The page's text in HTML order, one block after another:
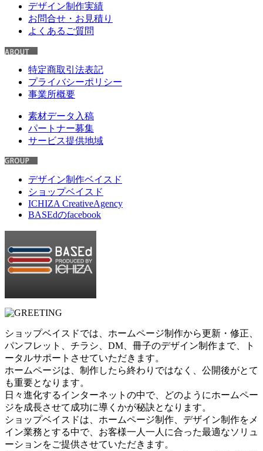
デザイン制作実績
お問合せ・お見積り
よくあるご質問
特定商取引法表記
プライバシーポリシー
事業所概要
素材データ入稿
パートナー募集
サービス提供地域
デザイン制作ベイスド
ショップベイスド
ICHIZA CreativeAgency
BASEdのfacebook
ショップベイスドでは、ホームページ制作から更新・修正、
パンフレット、チラシ、DM、冊子のデザイン制作まで、ト
ータルサポートさせていただきます。
ホームページは、制作したら終わりではなく、公開後がとて
も重要となります。
日々進化するインターネットの中で、どのようにホームペー
ジを成長させて成功に導くかが秘訣となります。
ショップベイスドは、ホームページ制作、デザイン制作をメ
イン業務とする中で、お客様一人一人に合った最適なソリュ
ーションをご提供させていただきます。